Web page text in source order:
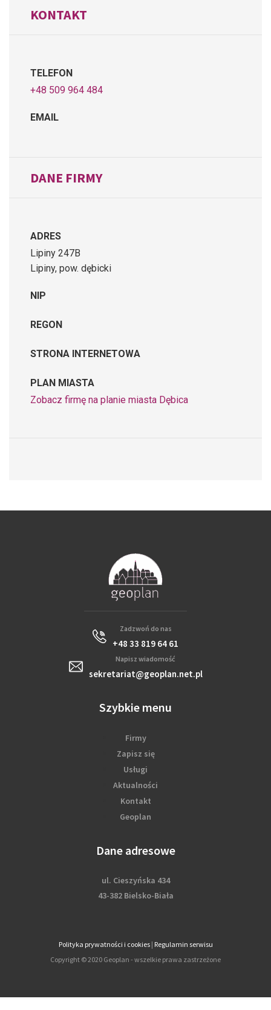
KONTAKT
TELEFON
+48 509 964 484
EMAIL
DANE FIRMY
ADRES
Lipiny 247B
Lipiny, pow. dębicki
NIP
REGON
STRONA INTERNETOWA
PLAN MIASTA
Zobacz firmę na planie miasta Dębica
Zadzwoń do nas
+48 33 819 64 61
Napisz wiadomość
sekretariat@geoplan.net.pl
Szybkie menu
Firmy
Zapisz się
Usługi
Aktualności
Kontakt
Geoplan
Dane adresowe
ul. Cieszyńska 434
43-382 Bielsko-Biała
Polityka prywatności i cookies| Regulamin serwisu
Copyright © 2020 Geoplan - wszelkie prawa zastrzeżone